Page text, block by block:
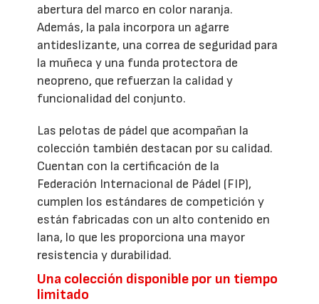
abertura del marco en color naranja.
Además, la pala incorpora un agarre
antideslizante, una correa de seguridad para
la muñeca y una funda protectora de
neopreno, que refuerzan la calidad y
funcionalidad del conjunto.
Las pelotas de pádel que acompañan la
colección también destacan por su calidad.
Cuentan con la certificación de la
Federación Internacional de Pádel (FIP),
cumplen los estándares de competición y
están fabricadas con un alto contenido en
lana, lo que les proporciona una mayor
resistencia y durabilidad.
Una colección disponible por un tiempo
limitado